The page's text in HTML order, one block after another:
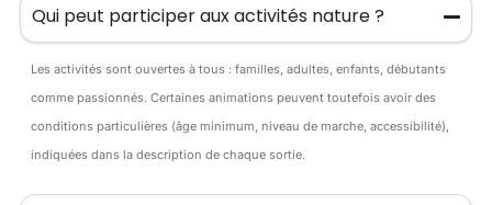
Qui peut participer aux activités nature ?
Les activités sont ouvertes à tous : familles, adultes, enfants, débutants
comme passionnés. Certaines animations peuvent toutefois avoir des
conditions particulières (âge minimum, niveau de marche, accessibilité),
indiquées dans la description de chaque sortie.